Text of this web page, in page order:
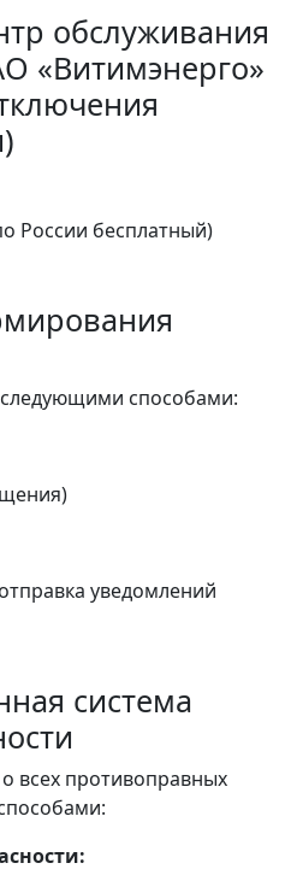
обслуживания
«Витимэнерго»
России бесплатный)
способами:
уведомлений
система
противоправных